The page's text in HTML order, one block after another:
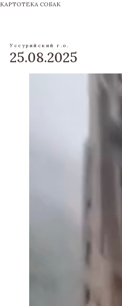
КАРТОТЕКА СОБАК
Уссурийский г.о.
25.08.2025